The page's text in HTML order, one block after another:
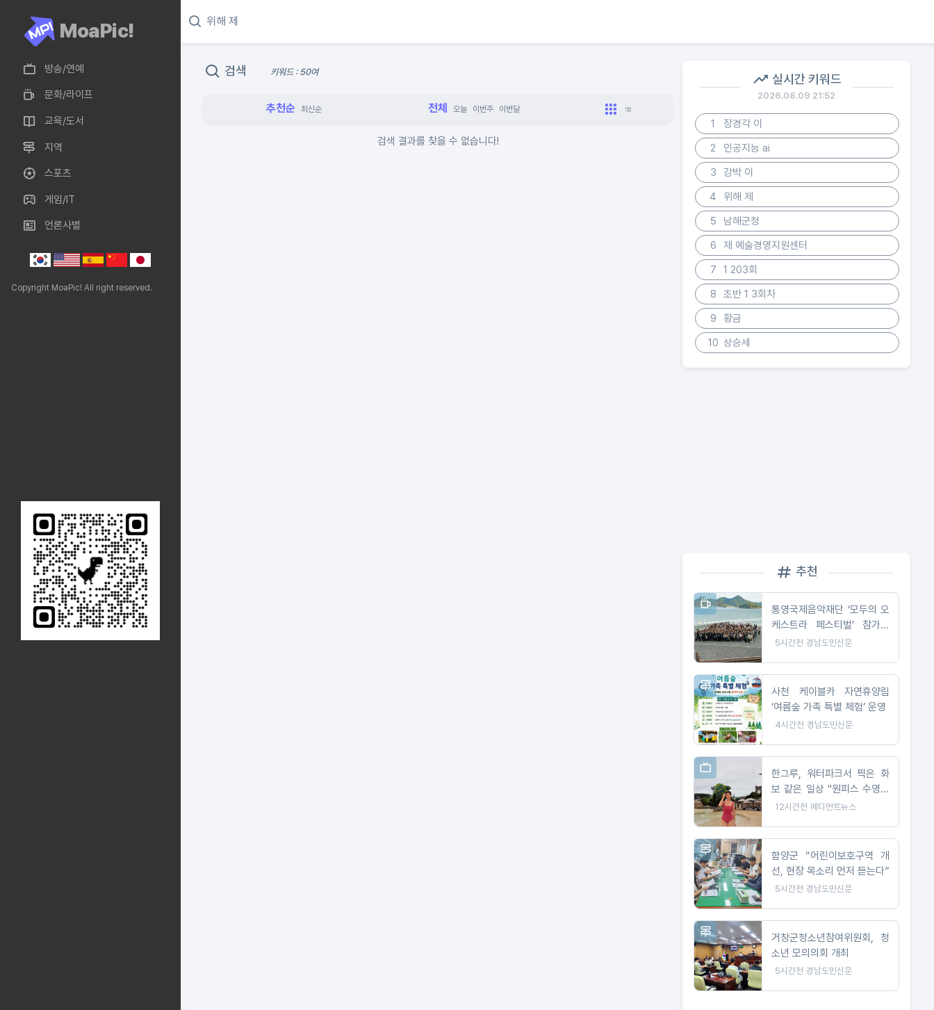
MoaPic!
방송/연예
문화/라이프
교육/도서
지역
스포츠
게임/IT
언론사별
Copyright MoaPic! All right reserved.
검색 키워드 : 50여
추천순 최신순 전체 오늘 이번주 이번달
검색 결과를 찾을 수 없습니다!
실시간 키워드
2026.08.09 21:52
1
장경각 이
2
인공지능 ai
3
강박 이
4
위해 제
5
남해군청
6
재 예술경영지원센터
7
1 203회
8
초반 1 3회차
9
황금
10 상승세
추천
통영국제음악재단 ‘모두의 오
케스트라 페스티벌’ 참가팀
모집
5시간전 경남도민신문
사천 케이블카 자연휴양림
‘여름숲 가족 특별 체험’ 운영
4시간전 경남도민신문
한그루, 워터파크서 찍은 화
보 같은 일상 "원피스 수영복
으로 뽐낸 완벽 비율"
12시간전 메디먼트뉴스
함양군 “어린이보호구역 개
선, 현장 목소리 먼저 듣는다”
5시간전 경남도민신문
거창군청소년참여위원회, 청
소년 모의의회 개최
5시간전 경남도민신문